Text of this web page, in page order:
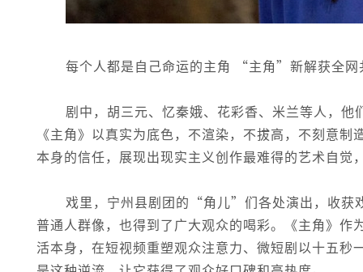
每个人都是自己命运的主角 “主角”新解获全网
剧中，胡三元、忆秦娥、花彩香、米兰等人，
《主角》以真实为底色，不渲染，不拔高，不刻意
本身的信任，展现出现实主义创作最难得的艺术自
戏里，宁州县剧团的“角儿”们各处演出，收获
普通人群像，也得到了广大观众的喝彩。《主角》
活本身，在短视频重塑观众注意力、微短剧以十五